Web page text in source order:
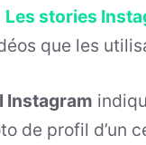
Les stories
que les
Instagram
de profil d’un